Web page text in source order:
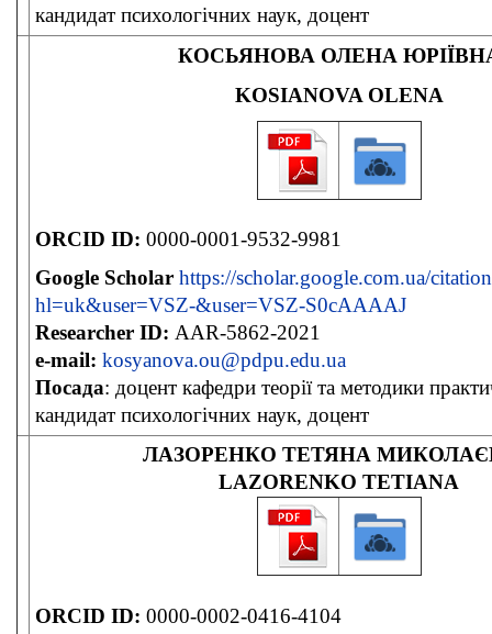
кандидат психологічних наук, доцент
КОСЬЯНОВА ОЛЕНА
KOSIANOVA OLENA
ORCID ID: 0000-0001-9532-9981
Google Scholar https://scholar.google.com.ua/
hl=uk&user=VSZ-&user=VSZ-S0cAAAAJ
Researcher ID: AAR-5862-2021
e-mail: kosyanova.ou@pdpu.edu.ua
Посада: доцент кафедри теорії та методики
кандидат психологічних наук, доцент
ЛАЗОРЕНКО ТЕТЯНА
LAZORENKO TETIANA
ORCID ID: 0000-0002-0416-4104